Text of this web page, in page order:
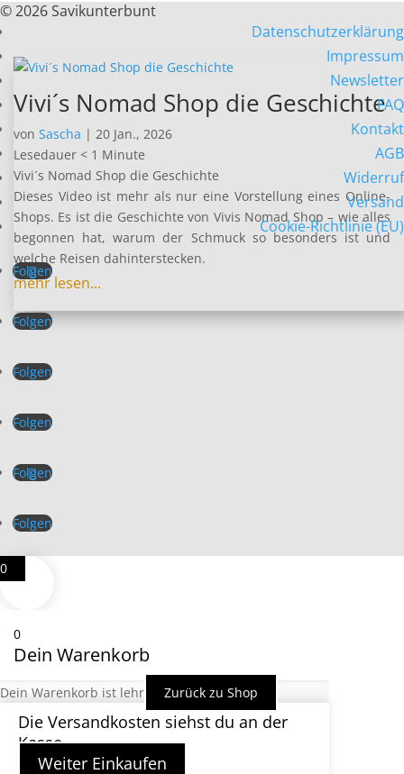
Vivi´s Nomad Shop die Geschichte
von Sascha | 20 Jan., 2026
Lesedauer < 1 Minute
Vivi´s Nomad Shop die Geschichte
Dieses Video ist mehr als nur eine Vorstellung eines Online-
Shops. Es ist die Geschichte von Vivis Nomad Shop – wie alles
begonnen hat, warum der Schmuck so besonders ist und
welche Reisen dahinterstecken.
mehr lesen...
© 2026 Savikunterbunt
Datenschutzerklärung
Impressum
Newsletter
FAQ
Kontakt
AGB
Widerruf
Versand
Cookie-Richtlinie (EU)
Folgen
Folgen
Folgen
Folgen
Folgen
Folgen
0
0
Dein Warenkorb
Dein Warenkorb ist lehr Zurück zu Shop
Die Versandkosten siehst du an der
Kasse
Weiter Einkaufen